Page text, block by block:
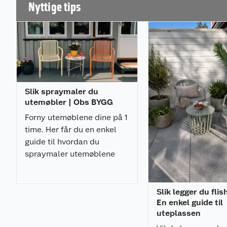
på over 8 °C.
Bruksområde
– For ugressbekjempelse på grus, betong, asfalt,
blomsterbed, plener etc.
– Tidlig i vekstsesongen, i tørt og solrikt vær
Bruk en sprayflaske, pumpe eller vannkanne
Leveringsomfang
UgressNIX Effekt leveres klar til bruk i 5L dunk
Spesifikasjoner
UgressNIX Effekt er klar til bruk. Vanlig forbruk er
UgressNIX Effekt dekker ca 25 m².
Nyttige tips
Slik spraymaler du
utemøbler | Obs BYGG
Forny utemøblene dine på 1
time. Her får du en enkel
guide til hvordan du
spraymaler utemøblene
Slik legger du
En enkel guide til
uteplassen